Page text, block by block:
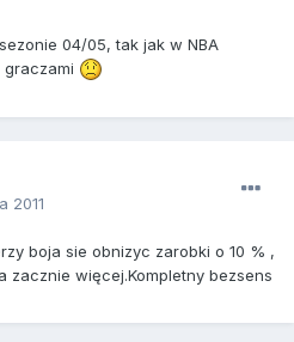
04/05, tak jak w NBA
graczami
2011
boja sie obnizyc zarobki o 10 % ,
zacznie więcej.Kompletny bezsens